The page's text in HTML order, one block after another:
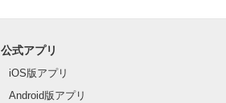
公式アプリ
iOS版アプリ
Android版アプリ